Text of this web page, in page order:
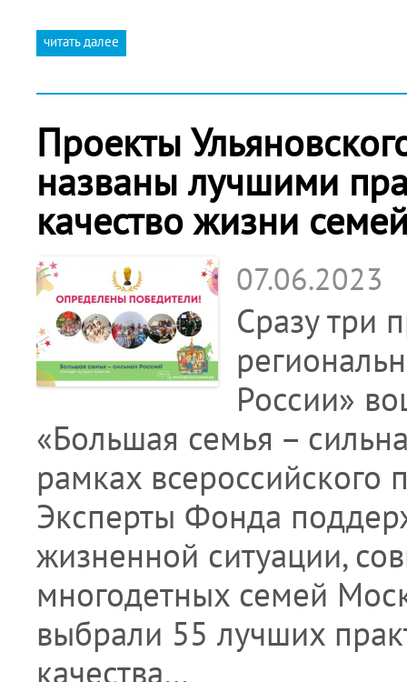
читать далее
Проекты
названы лучшими
качество жизни
07.06.2023
Сразу три
России»
«Большая семья –
рамках всероссийского
Эксперты Фонда
жизненной ситуации,
многодетных семей
выбрали 55 лучших
качества…